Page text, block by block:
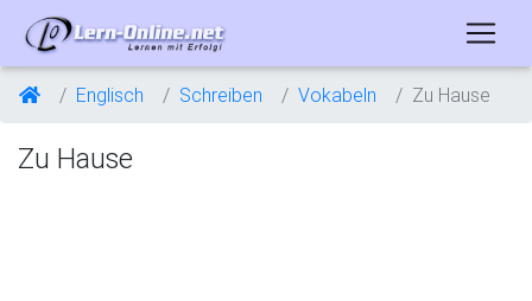
Englisch Schreiben Vokabeln Zu Hause
Zu Hause